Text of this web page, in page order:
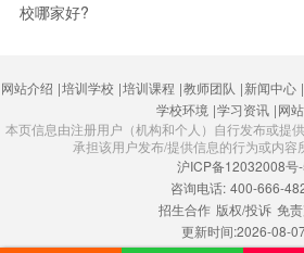
校哪家好?
网站介绍 |培训学校 |培训课程 |教师团队 |新闻中心 |
学校环境 |学习资讯 |网
本页信息由注册用户（机构和个人）自行发布或提
承担该用户发布/提供信息的行为或内容
沪ICP备12032008号
咨询电话: 400-666-
招生合作 版权/投诉 免
更新时间:2026-08-